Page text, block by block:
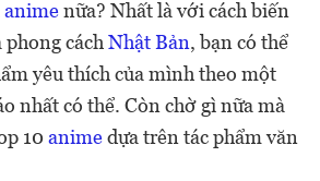
animenữa? Nhất là với cách biến
phong cáchNhật Bản, bạn có thể
yêu thích của mình theo một
nhất có thể. Còn chờ gì nữa mà
10 animedựa trên tác phẩm văn